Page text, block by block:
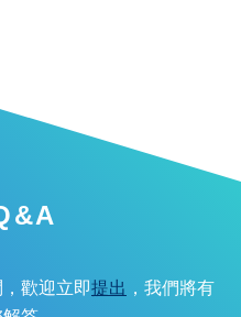
歡迎立即提出 ，我們將有